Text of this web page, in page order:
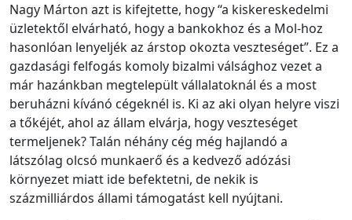
Nagy Márton azt is kifejtette, hogy “a kiskereskedelmi
üzletektől elvárható, hogy a bankokhoz és a Mol-hoz
hasonlóan lenyeljék az árstop okozta veszteséget”. Ez a
gazdasági felfogás komoly bizalmi válsághoz vezet a
már hazánkban megtelepült vállalatoknál és a most
beruházni kívánó cégeknél is. Ki az aki olyan helyre viszi
a tőkéjét, ahol az állam elvárja, hogy veszteséget
termeljenek? Talán néhány cég még hajlandó a
látszólag olcsó munkaerő és a kedvező adózási
környezet miatt ide befektetni, de nekik is
százmilliárdos állami támogatást kell nyújtani.